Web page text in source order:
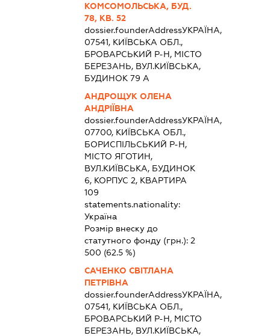
КОМСОМОЛЬСЬКА, БУД.
78, КВ. 52
dossier.founderAddressУКРАЇНА,
07541, КИЇВСЬКА ОБЛ.,
БРОВАРСЬКИЙ Р-Н, МІСТО
БЕРЕЗАНЬ, ВУЛ.КИЇВСЬКА,
БУДИНОК 79 А
АНДРОЩУК ОЛЕНА
АНДРІЇВНА
dossier.founderAddressУКРАЇНА,
07700, КИЇВСЬКА ОБЛ.,
БОРИСПІЛЬСЬКИЙ Р-Н,
МІСТО ЯГОТИН,
ВУЛ.КИЇВСЬКА, БУДИНОК
6, КОРПУС 2, КВАРТИРА
109
statements.nationality:
Україна
Розмір внеску до
статутного фонду (грн.):2
500 (62.5 %)
САЧЕНКО СВІТЛАНА
ПЕТРІВНА
dossier.founderAddressУКРАЇНА,
07541, КИЇВСЬКА ОБЛ.,
БРОВАРСЬКИЙ Р-Н, МІСТО
БЕРЕЗАНЬ, ВУЛ.КИЇВСЬКА,